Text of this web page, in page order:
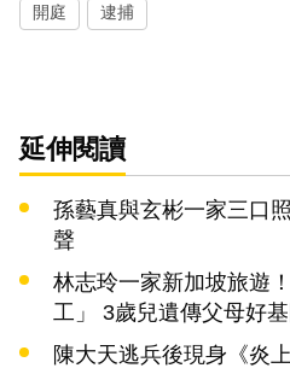
開庭 逮捕
延伸閱讀
孫藝真與玄彬一家三口
聲
林志玲一家新加坡旅遊
工」 3歲兒遺傳父母好基
陳大天逃兵後現身《炎